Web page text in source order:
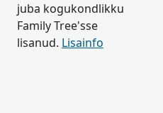
juba kogukondlikku
Family Tree'sse
lisanud. Lisainfo